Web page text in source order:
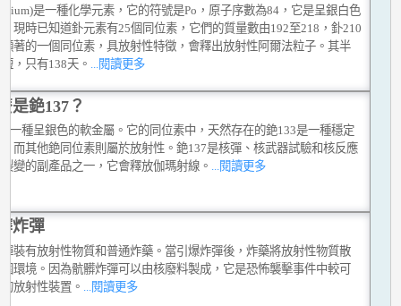
是一種化學元素，它的符號是Po，原子序數為84，它是呈銀白色
現時已知道釙元素有25個同位素，它們的質量數由192至218，釙210
著的一個同位素，具放射性特徵，會釋出放射性阿爾法粒子。其半
，只有138天。 ...閱讀更多
是銫137？
一種呈銀色的軟金屬。它的同位素中，天然存在的銫133是一種穩定
而其他銫同位素則屬於放射性。銫137是核彈、核武器試驗和核反應
變的副產品之一，它會釋放伽瑪射線。 ...閱讀更多
炸彈
裝有放射性物質和普通炸藥。當引爆炸彈後，炸藥將放射性物質散
環境。因為骯髒炸彈可以由核廢料製成，它是恐怖襲擊事件中較可
放射性裝置。
...閱讀更多